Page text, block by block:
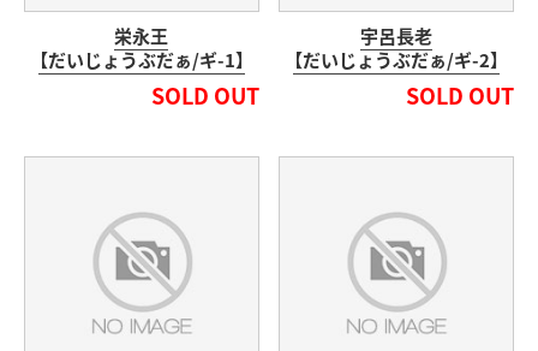
栄永王
【だいじょうぶだぁ/ギ-1】
SOLD OUT
宇呂長老
【だいじょうぶだぁ/ギ-2】
SOLD OUT